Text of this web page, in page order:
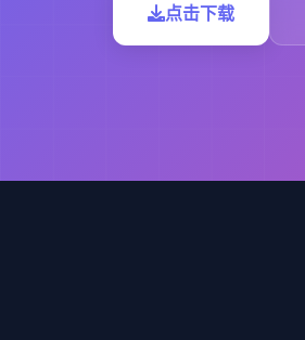
点击下载